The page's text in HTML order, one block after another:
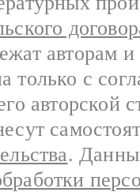
авторам
только с
авторской
.